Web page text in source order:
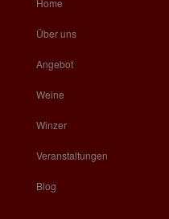
Über uns
Angebot
Weine
Winzer
Veranstaltungen
Blog